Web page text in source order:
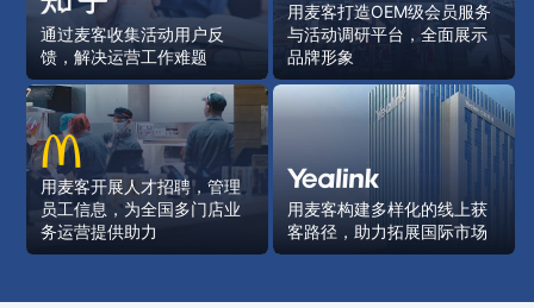
通过麦客收集活动用户反
馈，解决运营工作难题
用麦客打造OEM级会员服务
与活动调研平台，全面展示
品牌形象
用麦客开展人才招聘，管理
员工信息，为全国多门店业
务运营提供助力
用麦客构建多样化的线上获
客路径，助力拓展国际市场